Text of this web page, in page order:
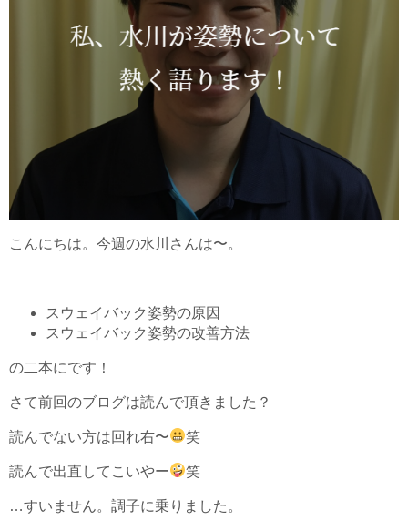
こんにちは。今週の水川さんは〜。
スウェイバック姿勢の原因
スウェイバック姿勢の改善方法
の二本にです！
さて前回のブログは読んで頂きました？
読んでない方は回れ右〜 笑
読んで出直してこいやー 笑
…すいません。調子に乗りました。